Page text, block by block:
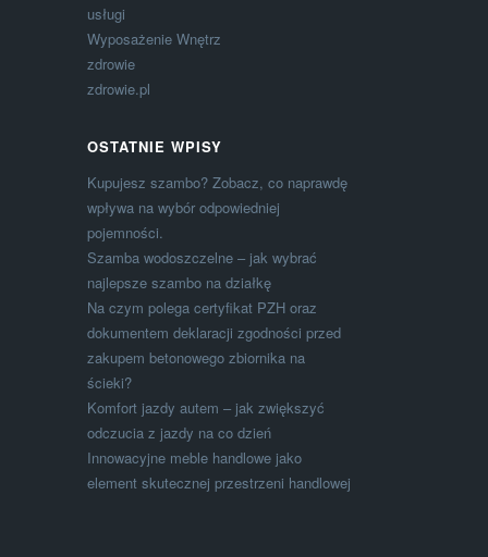
usługi
Wyposażenie Wnętrz
zdrowie
zdrowie.pl
OSTATNIE WPISY
Kupujesz szambo? Zobacz, co naprawdę
wpływa na wybór odpowiedniej
pojemności.
Szamba wodoszczelne – jak wybrać
najlepsze szambo na działkę
Na czym polega certyfikat PZH oraz
dokumentem deklaracji zgodności przed
zakupem betonowego zbiornika na
ścieki?
Komfort jazdy autem – jak zwiększyć
odczucia z jazdy na co dzień
Innowacyjne meble handlowe jako
element skutecznej przestrzeni handlowej